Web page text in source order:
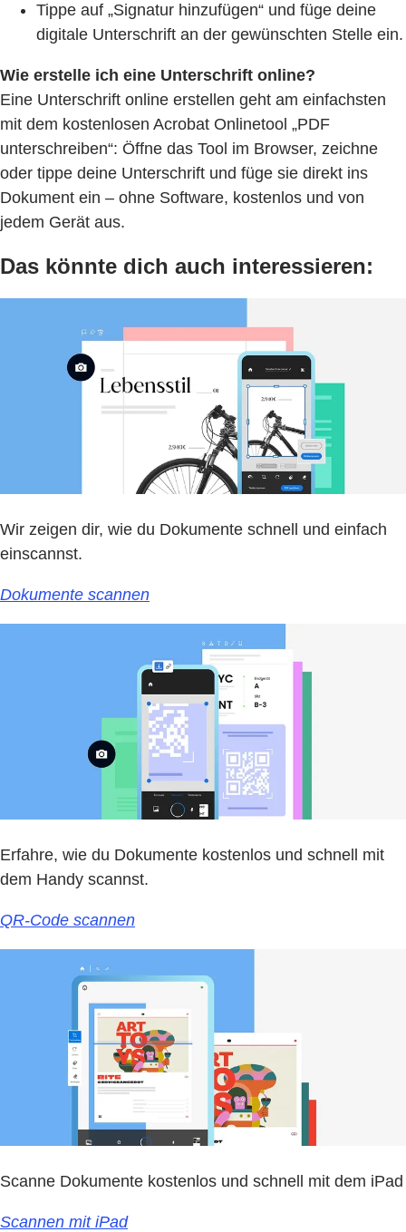
Tippe auf „Signatur hinzufügen“ und füge deine
digitale Unterschrift an der gewünschten Stelle ein.
Wie erstelle ich eine Unterschrift online?
Eine Unterschrift online erstellen geht am einfachsten
mit dem kostenlosen Acrobat Onlinetool „PDF
unterschreiben“: Öffne das Tool im Browser, zeichne
oder tippe deine Unterschrift und füge sie direkt ins
Dokument ein – ohne Software, kostenlos und von
jedem Gerät aus.
Das könnte dich auch interessieren:
Wir zeigen dir, wie du Dokumente schnell und einfach
einscannst.
Dokumente scannen
Erfahre, wie du Dokumente kostenlos und schnell mit
dem Handy scannst.
QR-Code scannen
Scanne Dokumente kostenlos und schnell mit dem iPad
Scannen mit iPad